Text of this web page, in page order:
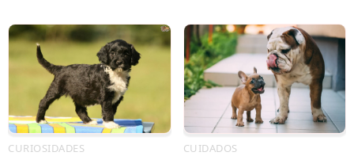
CURIOSIDADES CUIDADOS